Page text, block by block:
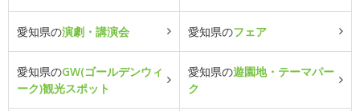
愛知県の演劇・講演会 愛知県のフェア
愛知県のGW(ゴールデンウィ
ーク)観光スポット
愛知県の遊園地・テーマパー
ク